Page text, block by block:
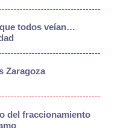
todos veían…
Zaragoza
del fraccionamiento